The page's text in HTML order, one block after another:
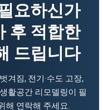
요하신가
후 적합한
드립니다
겨짐, 전기·수도 고장,
활공간 리모델링이 필
해 연락해 주세요.